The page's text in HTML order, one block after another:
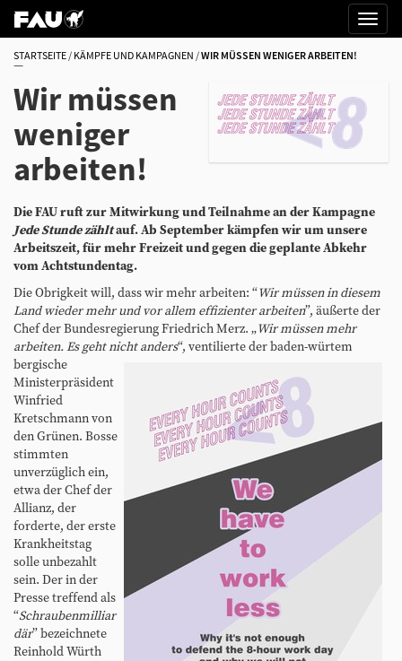
STARTSEITE KÄMPFE UND KAMPAGNEN WIR MÜSSEN WENIGER ARBEITEN!
Wir müssen
weniger
arbeiten!
Die FAU ruft zur Mitwirkung und Teilnahme an der Kampagne
Jede Stunde zähltauf. Ab September kämpfen wir um unsere
Arbeitszeit, für mehr Freizeit und gegen die geplante Abkehr
vom Achtstundentag.
Die Obrigkeit will, dass wir mehr arbeiten: “Wir müssen in diesem
Land wieder mehr und vor allem effizienter arbeiten”, äußerte der
Chef der Bundesregierung Friedrich Merz. „Wir müssen mehr
arbeiten. Es geht nicht anders“, ventilierte der baden-würtem
bergische
Ministerpräsident
Winfried
Kretschmann von
den Grünen. Bosse
stimmten
unverzüglich ein,
etwa der Chef der
Allianz, der
forderte, der erste
Krankheitstag
solle unbezahlt
sein. Der in der
Presse treffend als
“Schraubenmilliar
där” bezeichnete
Reinhold Würth